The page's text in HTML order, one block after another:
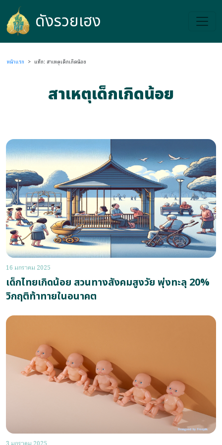
ดังรวยเฮง
ดังรวยเฮง
หน้าแรก > แท็ก: สาเหตุเด็กเกิดน้อย
สาเหตุเด็กเกิดน้อย
16 มกราคม 2025
เด็กไทยเกิดน้อย สวนทางสังคมสูงวัย พุ่งทะลุ 20%
วิกฤติท้าทายในอนาคต